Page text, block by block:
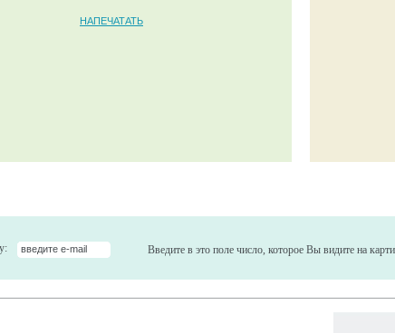
НАПЕЧАТАТЬ
Введите в это поле число, которое Вы видите на